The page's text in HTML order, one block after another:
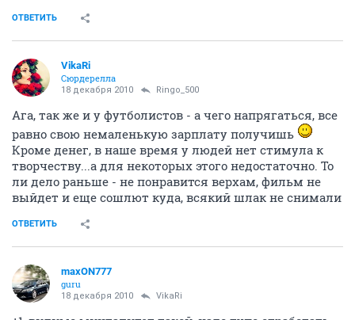
ОТВЕТИТЬ
VikaRi
Сюрдерелла
18 декабря 2010 Ringo_500
Ага, так же и у футболистов - а чего напрягаться, все
равно свою немаленькую зарплату получишь
Кроме денег, в наше время у людей нет стимула к
творчеству...а для некоторых этого недостаточно. То
ли дело раньше - не понравится верхам, фильм не
выйдет и еще сошлют куда, всякий шлак не снимали
ОТВЕТИТЬ
maxON777
guru
18 декабря 2010 VikaRi